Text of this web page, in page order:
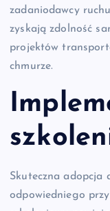
zadaniodawcy
zyskają zdolność
projektów
chmurze.
Skuteczna adopcja
odpowiedniego